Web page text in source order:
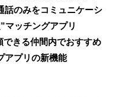
話のみをコミュニケーシ
マッチングアプリ
きる仲間内でおすすめ
アプリの新機能